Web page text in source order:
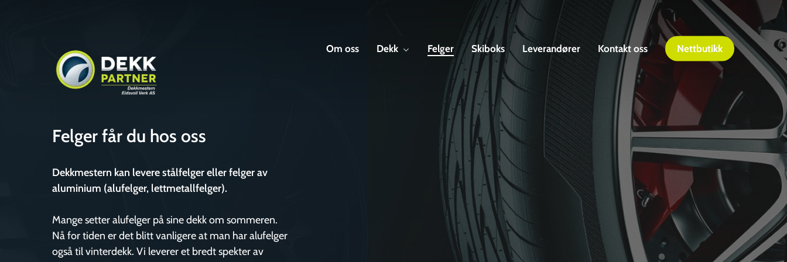
Om oss Dekk Felger Skiboks Leverandører Kontakt oss Nettbutikk
Felger får du hos oss
Dekkmestern kan levere stålfelger eller felger av
aluminium (alufelger, lettmetallfelger).
Mange setter alufelger på sine dekk om sommeren.
Nå for tiden er det blitt vanligere at man har alufelger
også til vinterdekk. Vi leverer et bredt spekter av